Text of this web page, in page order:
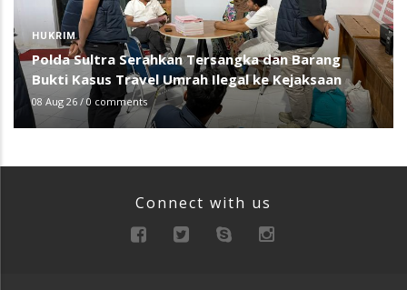
HUKRIM
Polda Sultra Serahkan Tersangka dan Barang
Bukti Kasus Travel Umrah Ilegal ke Kejaksaan
08 Aug 26 / 0 comments
Connect with us